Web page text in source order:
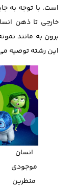
است. با توجه به
خارجی تا ذهن
برون به مانند
این رشته توصیه
انسان
موجودی
منظرین